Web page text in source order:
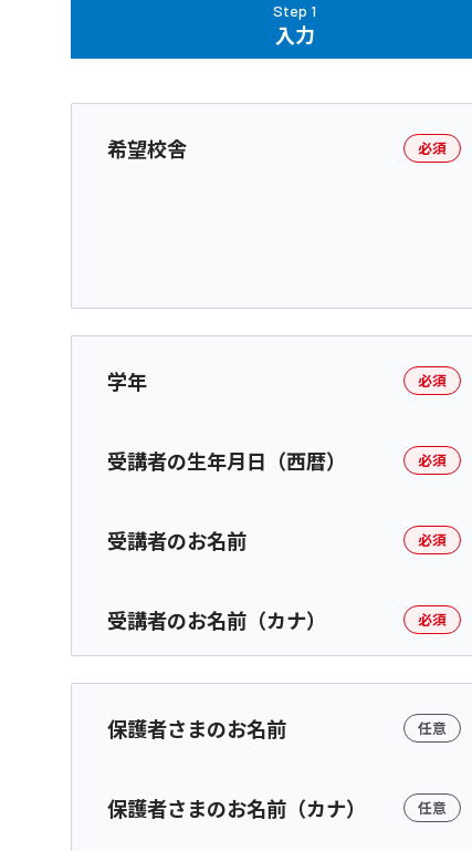
Step 1
入力
希望校舎 必須
学年 必須
受講者の生年月日（西暦） 必須
受講者のお名前 必須
受講者のお名前（カナ） 必須
保護者さまのお名前 任意
保護者さまのお名前（カナ） 任意